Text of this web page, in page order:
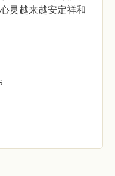
灵越来越安定祥和